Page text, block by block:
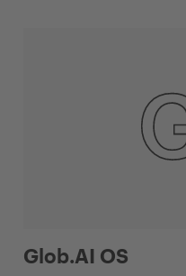
Glob.AI OS